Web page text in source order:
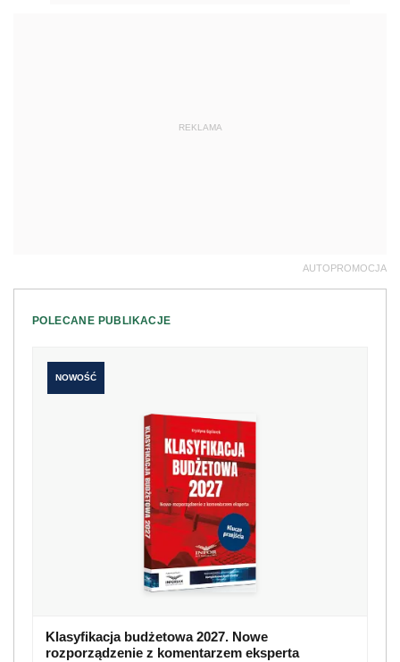
REKLAMA
AUTOPROMOCJA
POLECANE PUBLIKACJE
NOWOŚĆ
Klasyfikacja budżetowa 2027. Nowe
rozporządzenie z komentarzem eksperta